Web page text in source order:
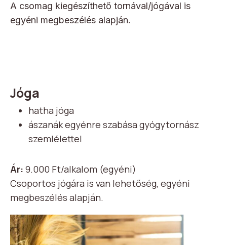
A csomag kiegészíthető tornával/jógával is
egyéni megbeszélés alapján.
Jóga
hatha jóga
ászanák egyénre szabása gyógytornász
szemlélettel
Ár: 9.000 Ft/alkalom (egyéni)
Csoportos jógára is van lehetőség, egyéni
megbeszélés alapján.